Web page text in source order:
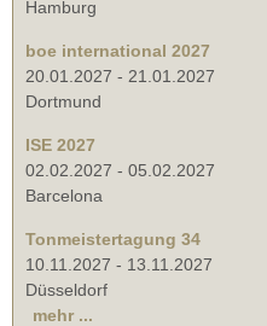
Hamburg
boe international 2027
20.01.2027 - 21.01.2027
Dortmund
ISE 2027
02.02.2027 - 05.02.2027
Barcelona
Tonmeistertagung 34
10.11.2027 - 13.11.2027
Düsseldorf
mehr ...